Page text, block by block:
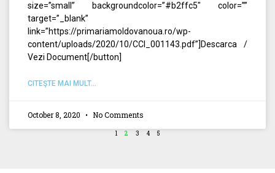
size=”small” backgroundcolor=”#b2ffc5″ color=””
target=”_blank”
link=”https://primariamoldovanoua.ro/wp-
content/uploads/2020/10/CCI_001143.pdf”]Descarca /
Vezi Document[/button]
CITEŞTE MAI MULT...
October 8, 2020 No Comments
1 2 3 4 5